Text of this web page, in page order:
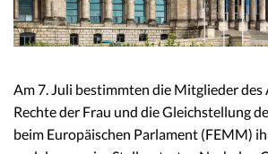
Am 7. Juli bestimmten die Mitglieder des
Rechte der Frau und die Gleichstellung
beim Europäischen Parlament (FEMM)